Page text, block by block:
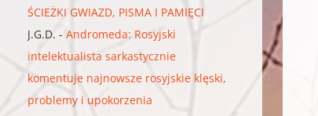
ŚCIEŻKI GWIAZD, PISMA I PAMIĘCI
J.G.D. -Andromeda: Rosyjski
intelektualista sarkastycznie
komentuje najnowsze rosyjskie klęski,
problemy i upokorzenia